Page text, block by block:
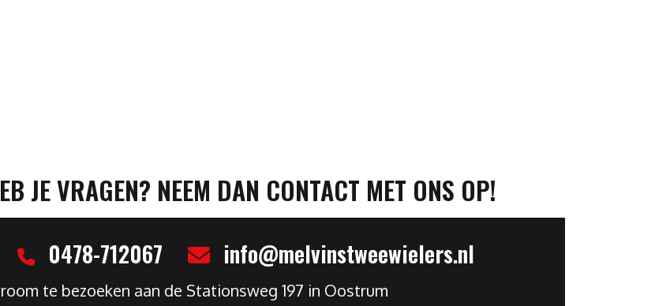
JE VRAGEN? NEEM DAN CONTACT MET ONS OP!
0478-712067 info@melvinstweewielers.nl
te bezoeken aan de Stationsweg 197 in Oostrum